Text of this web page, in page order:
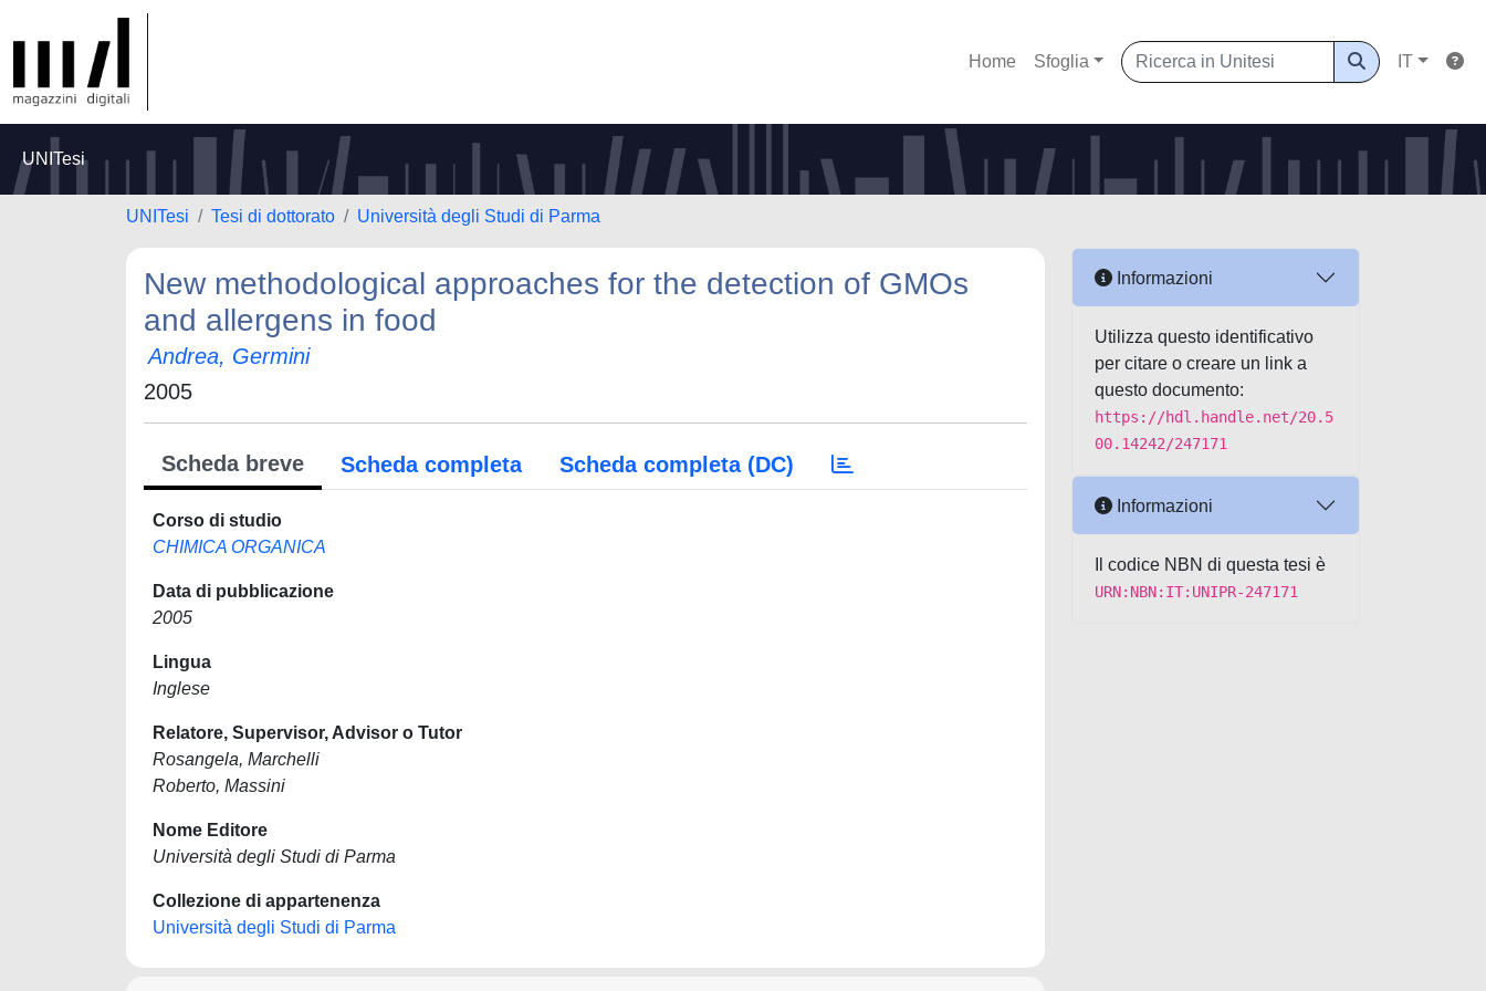
Home Sfoglia IT
UNITesi
UNITesi Tesi di dottorato Università degli Studi di Parma
New methodological approaches for the detection of GMOs
and allergens in food
Andrea, Germini
2005
Scheda breve Scheda completa Scheda completa (DC)
Corso di studio
CHIMICA ORGANICA
Data di pubblicazione
2005
Lingua
Inglese
Relatore, Supervisor, Advisor o Tutor
Rosangela, Marchelli
Roberto, Massini
Nome Editore
Università degli Studi di Parma
Collezione di appartenenza
Università degli Studi di Parma
Informazioni
Utilizza questo identificativo
per citare o creare un link a
questo documento:
https://hdl.handle.net/20.5
00.14242/247171
Informazioni
Il codice NBN di questa tesi è
URN:NBN:IT:UNIPR-247171